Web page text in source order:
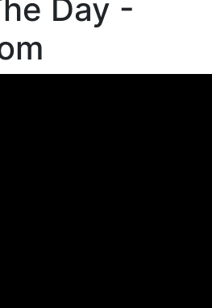
Day -